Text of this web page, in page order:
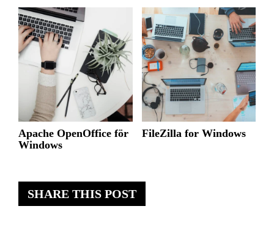
SHARE THIS POST
Apache OpenOffice för
Windows
FileZilla for Windows